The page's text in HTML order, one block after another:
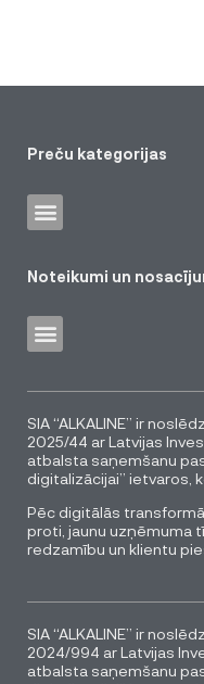
Preču kategorijas
Noteikumi un
SIA “ALKALINE” ir
2025/44 ar Latvijas
atbalsta saņemšanu
digitalizācijai” ietvaros,
Pēc digitālās
proti, jaunu uzņēmuma
redzamību un klientu
SIA “ALKALINE” ir
2024/994 ar Latvijas
atbalsta saņemšanu